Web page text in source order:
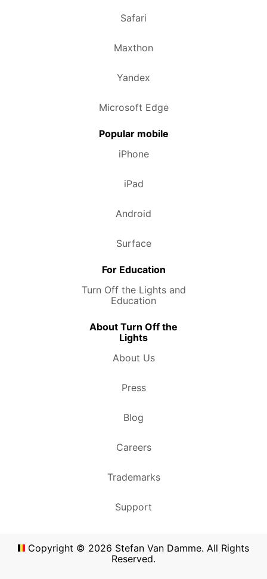
Safari
Maxthon
Yandex
Microsoft Edge
Popular mobile
iPhone
iPad
Android
Surface
For Education
Turn Off the Lights and
Education
About Turn Off the
Lights
About Us
Press
Blog
Careers
Trademarks
Support
Copyright © 2026 Stefan Van Damme. All Rights
Reserved.